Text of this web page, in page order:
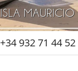
ISLA MAURICIO
+34 932 71 44 52